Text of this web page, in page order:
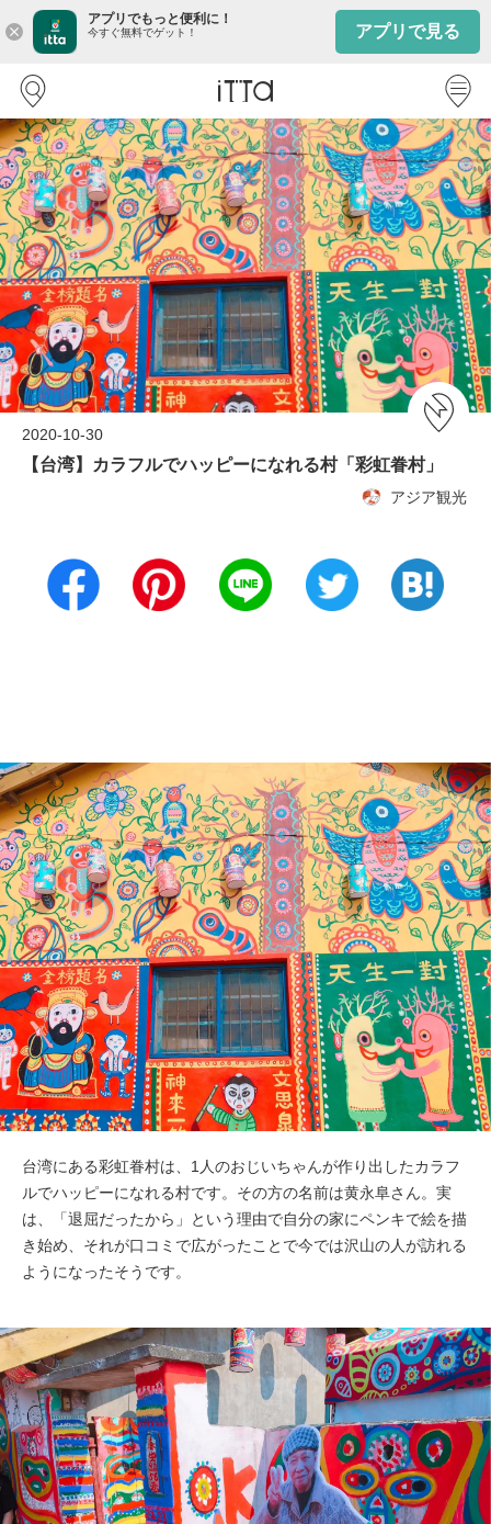
close
アプリでもっと便利に！
今すぐ無料でゲット！ アプリで見る
2020-10-30
【台湾】カラフルでハッピーになれる村「彩虹眷村」
アジア観光
台湾にある彩虹眷村は、1人のおじいちゃんが作り出したカラフ
ルでハッピーになれる村です。その方の名前は黄永阜さん。実
は、「退屈だったから」という理由で自分の家にペンキで絵を描
き始め、それが口コミで広がったことで今では沢山の人が訪れる
ようになったそうです。